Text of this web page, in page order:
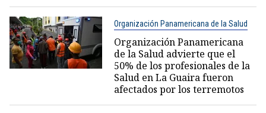
Organización Panamericana de la Salud
Organización Panamericana
de la Salud advierte que el
50% de los profesionales de la
Salud en La Guaira fueron
afectados por los terremotos